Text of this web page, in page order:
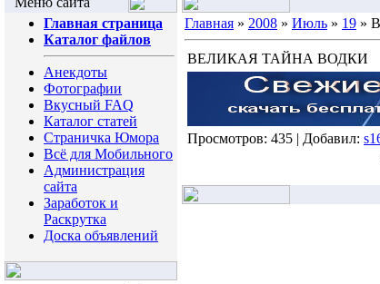
Главная страница
Каталог файлов
Анекдоты
Фотографии
Вкусный FAQ
Каталог статей
Страничка Юмора
Всё для Мобильного
Администрация
сайта
Заработок и
Раскрутка
Доска объявлений
Главная » 2008 » Июль » 19 »
ВЕЛИКАЯ ТАЙНА ВОДКИ
Просмотров: 435 | Добавил: